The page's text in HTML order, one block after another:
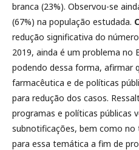
branca (23%). Observou-se
(67%) na população estudada.
redução significativa do
2019, ainda é um problema no
podendo dessa forma, afirmar
farmacêutica e de políticas
para redução dos casos.
programas e políticas públicas
subnotificações, bem como
para essa temática a fim de